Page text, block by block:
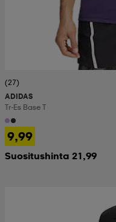
(27)
ADIDAS
Tr-Es Base T
9,99
Suositushinta 21,99